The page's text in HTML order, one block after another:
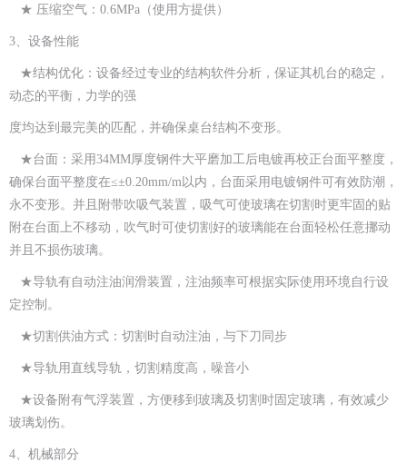
★ 压缩空气：0.6MPa（使用方提供）
3、设备性能
★结构优化：设备经过专业的结构软件分析，保证其机台的稳定，
动态的平衡，力学的强
度均达到最完美的匹配，并确保桌台结构不变形。
★台面：采用34MM厚度钢件大平磨加工后电镀再校正台面平整度，
确保台面平整度在≤±0.20mm/m以内，台面采用电镀钢件可有效防潮，
永不变形。并且附带吹吸气装置，吸气可使玻璃在切割时更牢固的贴
附在台面上不移动，吹气时可使切割好的玻璃能在台面轻松任意挪动
并且不损伤玻璃。
★导轨有自动注油润滑装置，注油频率可根据实际使用环境自行设
定控制。
★切割供油方式：切割时自动注油，与下刀同步
★导轨用直线导轨，切割精度高，噪音小
★设备附有气浮装置，方便移到玻璃及切割时固定玻璃，有效减少
玻璃划伤。
4、机械部分